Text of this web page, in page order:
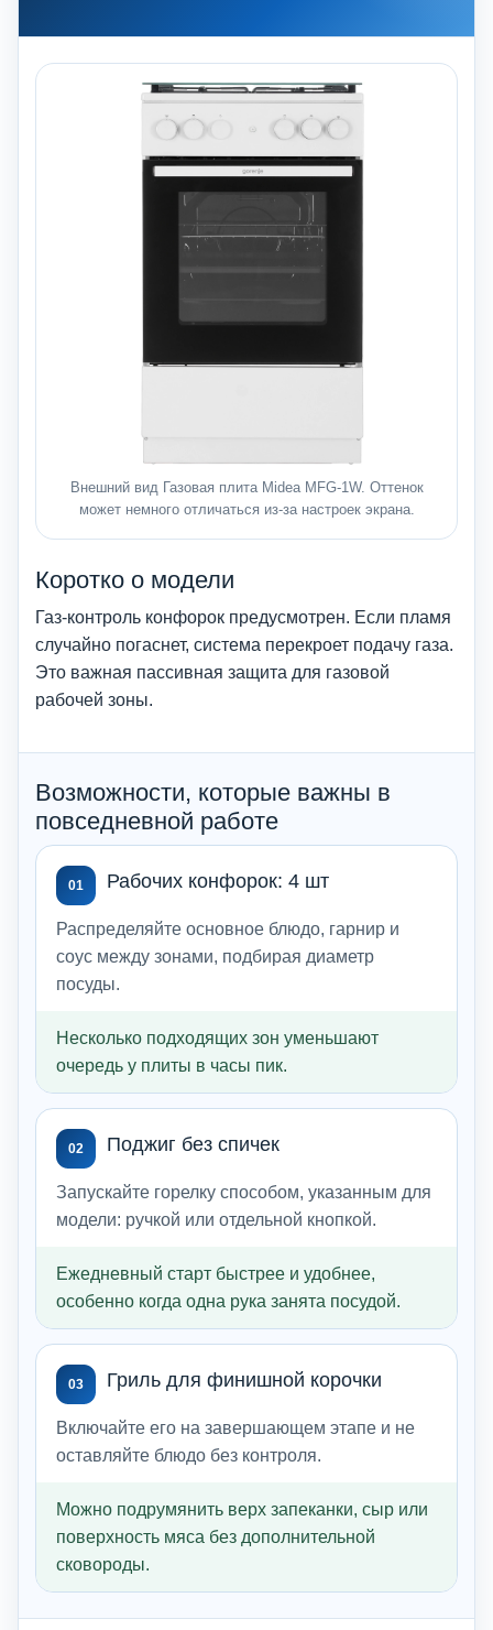
Внешний вид Газовая плита Midea MFG-1W. Оттенок
может немного отличаться из-за настроек экрана.
Коротко о модели
Газ-контроль конфорок предусмотрен. Если пламя
случайно погаснет, система перекроет подачу газа.
Это важная пассивная защита для газовой
рабочей зоны.
Возможности, которые важны в
повседневной работе
01 Рабочих конфорок: 4 шт
Распределяйте основное блюдо, гарнир и
соус между зонами, подбирая диаметр
посуды.
Несколько подходящих зон уменьшают
очередь у плиты в часы пик.
02 Поджиг без спичек
Запускайте горелку способом, указанным для
модели: ручкой или отдельной кнопкой.
Ежедневный старт быстрее и удобнее,
особенно когда одна рука занята посудой.
03 Гриль для финишной корочки
Включайте его на завершающем этапе и не
оставляйте блюдо без контроля.
Можно подрумянить верх запеканки, сыр или
поверхность мяса без дополнительной
сковороды.